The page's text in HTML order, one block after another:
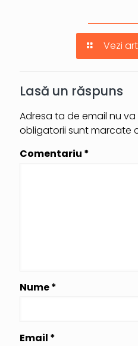
Vezi
Lasă un răspuns
Adresa ta de email nu
obligatorii sunt marcate
Comentariu *
Nume*
Email *